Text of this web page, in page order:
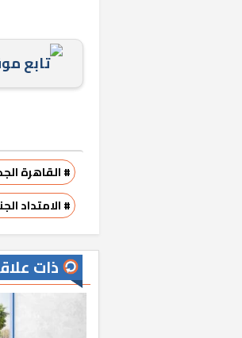
تابع
# القاهرة
# الامتداد
ذات